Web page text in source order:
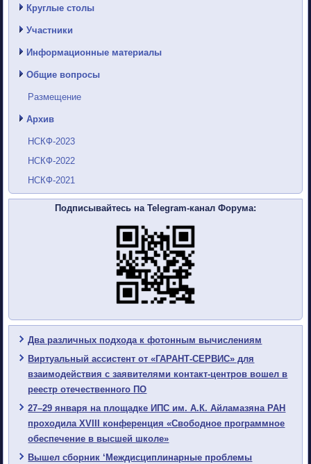
Круглые столы
Участники
Информационные материалы
Общие вопросы
Размещение
Архив
НСКФ-2023
НСКФ-2022
НСКФ-2021
Подписывайтесь на Telegram-канал Форума:
Два различных подхода к фотонным вычислениям
Виртуальный ассистент от «ГАРАНТ-СЕРВИС» для
взаимодействия с заявителями контакт-центров вошел в
реестр отечественного ПО
27–29 января на площадке ИПС им. А.К. Айламазяна РАН
проходила XVIII конференция «Свободное программное
обеспечение в высшей школе»
Вышел сборник ‘Междисциплинарные проблемы